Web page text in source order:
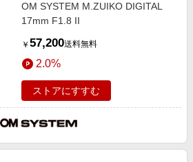
OM SYSTEM M.ZUIKO DIGITAL
17mm F1.8 II
￥ 57,200送料無料
2.0%
ストアにすすむ